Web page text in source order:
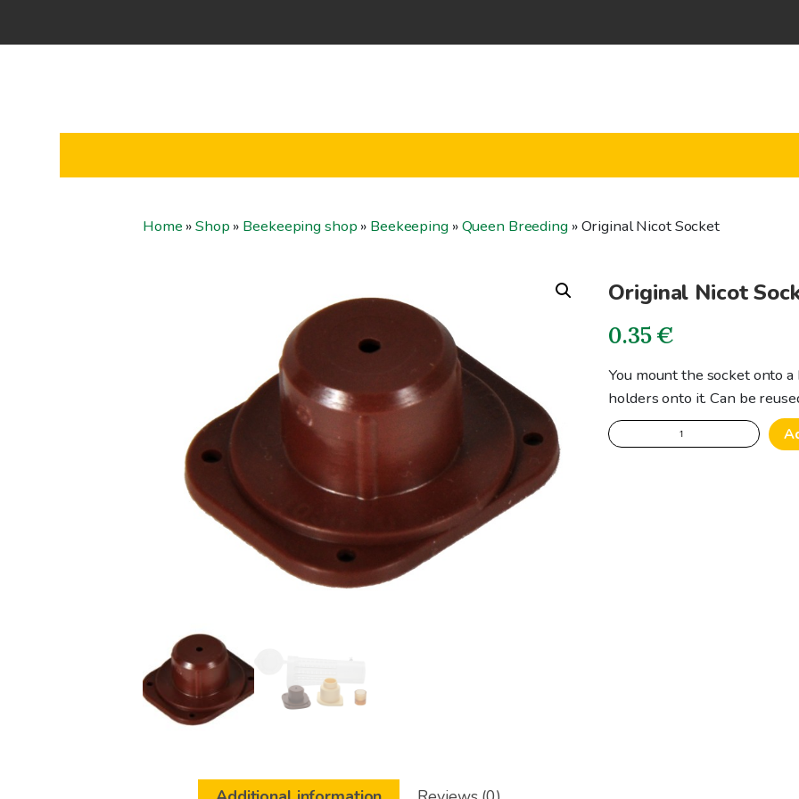
Home »Shop » Beekeeping shop » Beekeeping»Queen Breeding»Original Nicot Socket
Original Nicot
0.35€
You mount the socket onto
holders onto it. Can be
Original
Nicot